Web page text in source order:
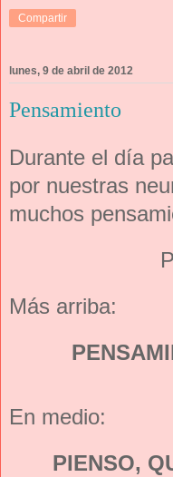
Compartir
lunes, 9 de abril de 2012
Pensamiento
Durante el día
por nuestras
muchos
Más arriba:
En medio:
PIENSO,